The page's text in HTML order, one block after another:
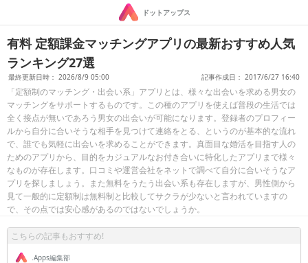
ドットアップス
有料 定額課金マッチングアプリの最新おすすめ人気
ランキング27選
最終更新日時： 2026/8/9 05:00 記事作成日： 2017/6/27 16:40
「定額制のマッチング・出会い系」アプリとは、様々な出会いを求める男女の
マッチングをサポートするものです。この種のアプリを使えば普段の生活では
全く接点が無いであろう男女の出会いが可能になります。登録者のプロフィー
ルから自分に合いそうな相手を見つけて連絡をとる、というのが基本的な流れ
で、誰でも気軽に出会いを求めることができます。真面目な婚活を目指す人の
ためのアプリから、目的をカジュアルなお付き合いに特化したアプリまで様々
なものが存在します。口コミや運営会社をネットで調べて自分に合いそうなア
プリを探しましょう。また無料をうたう出会い系も存在しますが、男性側から
見て一般的に定額制は無料制と比較してサクラが少ないと言われていますの
で、その点では安心感があるのではないでしょうか。
こちらの記事もおすすめ!
.Apps編集部